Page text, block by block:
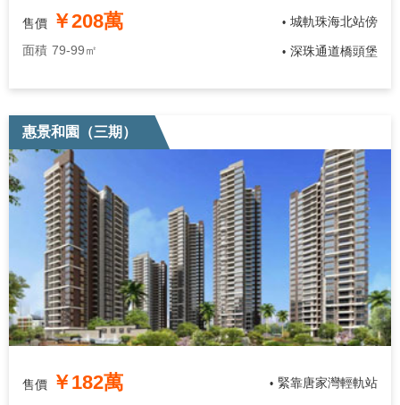
售價 ￥208萬
面積 79-99㎡
• 城軌珠海北站傍
• 深珠通道橋頭堡
惠景和園（三期）
售價 ￥182萬 • 緊靠唐家灣輕軌站